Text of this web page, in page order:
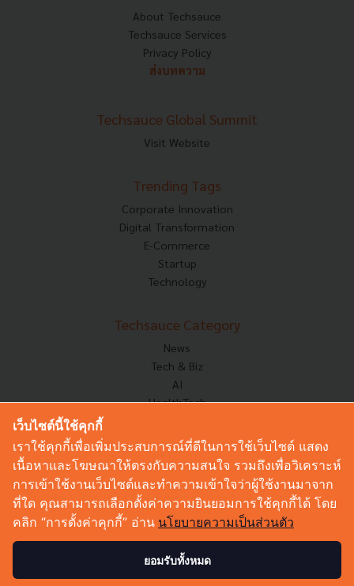
About Techsauce
Techsauce Services
Privacy Policy
ส่งบทความ
Techsauce Global Summit
Visit Website
Trending Tags
Corporate Innovation
Digital Transformation
E-Commerce
Startup
Technology
Techsauce Category
News
Tech & Biz
AI
HealthTech
Corp Innov
Saucy Thoughts
Based On
Sustainable
Videos
Podcast
เว็บไซต์นี้ใช้คุกกี้
เราใช้คุกกี้เพื่อเพิ่มประสบการณ์ที่ดีในการใช้เว็บไซต์ แสดง
เนื้อหาและโฆษณาให้ตรงกับความสนใจ รวมถึงเพื่อวิเคราะห์
การเข้าใช้งานเว็บไซต์และทำความเข้าใจว่าผู้ใช้งานมาจาก
ที่ใด คุณสามารถเลือกตั้งค่าความยินยอมการใช้คุกกี้ได้ โดย
คลิก “การตั้งค่าคุกกี้” อ่าน นโยบายความเป็นส่วนตัว
ยอมรับทั้งหมด